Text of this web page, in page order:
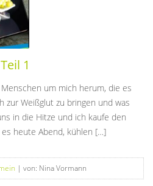
1
um mich herum, die es
zur Weißglut zu bringen und was
in die Hitze und ich kaufe den
heute Abend, kühlen […]
| von: Nina Vormann